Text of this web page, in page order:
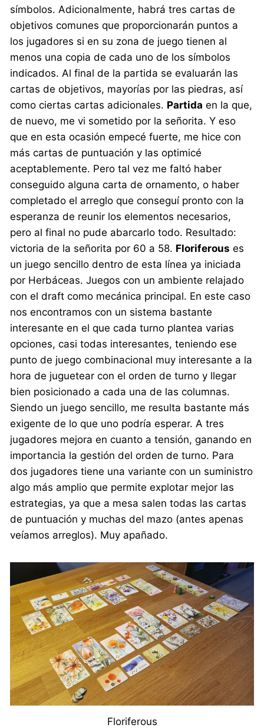
símbolos. Adicionalmente, habrá tres cartas de
objetivos comunes que proporcionarán puntos a
los jugadores si en su zona de juego tienen al
menos una copia de cada uno de los símbolos
indicados. Al final de la partida se evaluarán las
cartas de objetivos, mayorías por las piedras, así
como ciertas cartas adicionales. Partida en la que,
de nuevo, me vi sometido por la señorita. Y eso
que en esta ocasión empecé fuerte, me hice con
más cartas de puntuación y las optimicé
aceptablemente. Pero tal vez me faltó haber
conseguido alguna carta de ornamento, o haber
completado el arreglo que conseguí pronto con la
esperanza de reunir los elementos necesarios,
pero al final no pude abarcarlo todo. Resultado:
victoria de la señorita por 60 a 58. Floriferous es
un juego sencillo dentro de esta línea ya iniciada
por Herbáceas. Juegos con un ambiente relajado
con el draft como mecánica principal. En este caso
nos encontramos con un sistema bastante
interesante en el que cada turno plantea varias
opciones, casi todas interesantes, teniendo ese
punto de juego combinacional muy interesante a la
hora de juguetear con el orden de turno y llegar
bien posicionado a cada una de las columnas.
Siendo un juego sencillo, me resulta bastante más
exigente de lo que uno podría esperar. A tres
jugadores mejora en cuanto a tensión, ganando en
importancia la gestión del orden de turno. Para
dos jugadores tiene una variante con un suministro
algo más amplio que permite explotar mejor las
estrategias, ya que a mesa salen todas las cartas
de puntuación y muchas del mazo (antes apenas
veíamos arreglos). Muy apañado.
Floriferous